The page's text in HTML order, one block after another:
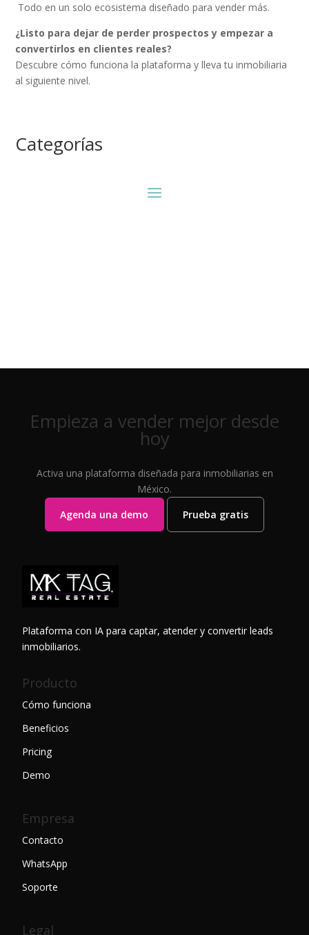
Todo en un solo ecosistema diseñado para vender más.
¿Listo para dejar de perder prospectos y empezar a
convertirlos en clientes reales?
Descubre cómo funciona la plataforma y lleva tu inmobiliaria
al siguiente nivel.
Categorías
Empieza a vender mejor desde
hoy
Activa una plataforma diseñada para inmobiliarias en
México.
Agenda una demo
Prueba gratis
Plataforma con IA para captar, atender y convertir leads
inmobiliarios.
Producto
Cómo funciona
Beneficios
Pricing
Demo
Empresa
Contacto
WhatsApp
Soporte
Legal